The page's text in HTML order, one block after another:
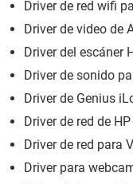
Driver de red wifi
Driver de video de
Driver del escáner
Driver de sonido
Driver de Genius
Driver de red de
Driver de red para
Driver para